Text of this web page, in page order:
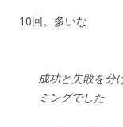
10回。多いな
成功と失敗を分
ミングでした